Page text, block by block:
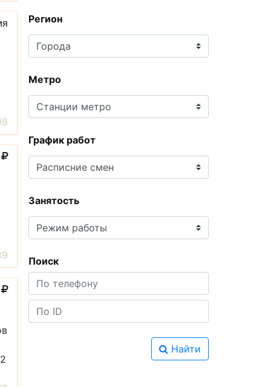
Регион
Метро
График работ
Занятость
Поиск
Найти